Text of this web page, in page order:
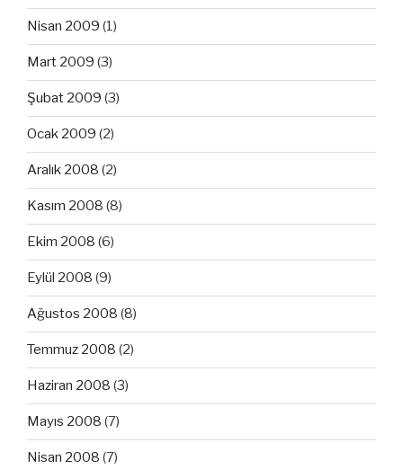
Nisan 2009 (1)
Mart 2009 (3)
Şubat 2009 (3)
Ocak 2009 (2)
Aralık 2008 (2)
Kasım 2008 (8)
Ekim 2008 (6)
Eylül 2008 (9)
Ağustos 2008 (8)
Temmuz 2008 (2)
Haziran 2008 (3)
Mayıs 2008 (7)
Nisan 2008 (7)